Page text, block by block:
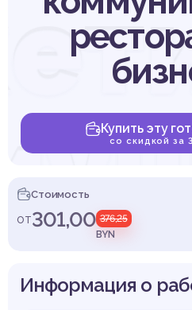
Купить эту
со скидкой за
Стоимость
от301,00 376,25
BYN
Информация о